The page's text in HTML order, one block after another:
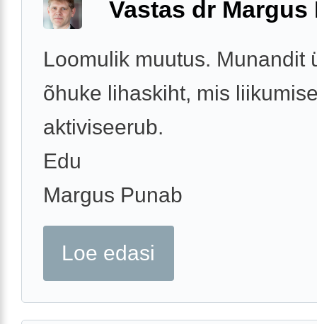
Vastas dr Margus
Loomulik muutus. Munandit
õhuke lihaskiht, mis
aktiviseerub.
Edu
Margus Punab
Loe edasi